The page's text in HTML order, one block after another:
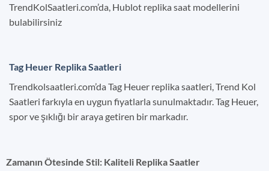
TrendKolSaatleri.com’da, Hublot replika saat modellerini
bulabilirsiniz
Tag Heuer Replika Saatleri
Trendkolsaatleri.com’da Tag Heuer replika saatleri, Trend Kol
Saatleri farkıyla en uygun fiyatlarla sunulmaktadır. Tag Heuer,
spor ve şıklığı bir araya getiren bir markadır.
Zamanın Ötesinde Stil: Kaliteli Replika Saatler